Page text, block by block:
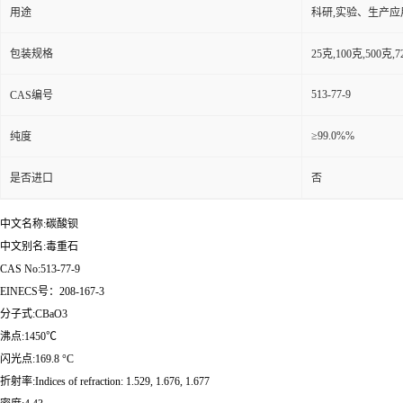
用途 科研,实验、生产应
包装规格 25克,100克,500克
CAS编号 513-77-9
纯度 ≥99.0%%
是否进口 否
中文名称:碳酸钡
中文别名:毒重石
CAS No:513-77-9
EINECS号：208-167-3
分子式:CBaO3
沸点:1450℃
闪光点:169.8 °C
折射率:Indices of refraction: 1.529, 1.676, 1.677